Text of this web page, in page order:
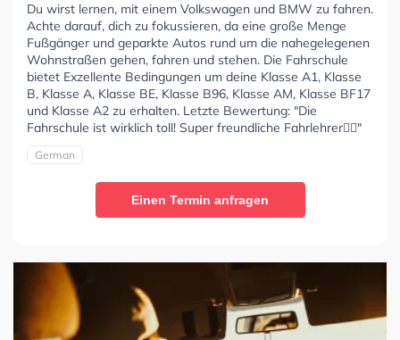
Du wirst lernen, mit einem Volkswagen und BMW zu fahren.
Achte darauf, dich zu fokussieren, da eine große Menge
Fußgänger und geparkte Autos rund um die nahegelegenen
Wohnstraßen gehen, fahren und stehen. Die Fahrschule
bietet Exzellente Bedingungen um deine Klasse A1, Klasse
B, Klasse A, Klasse BE, Klasse B96, Klasse AM, Klasse BF17
und Klasse A2 zu erhalten. Letzte Bewertung: "Die
Fahrschule ist wirklich toll! Super freundliche Fahrlehrer👍🏼"
German
Einen Termin anfragen